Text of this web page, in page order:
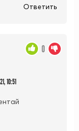
Ответить
10:51
0